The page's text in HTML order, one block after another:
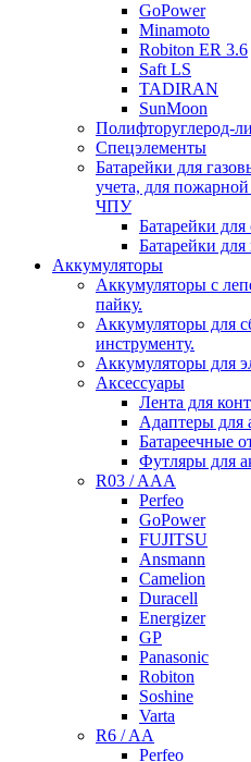
GoPower
Minamoto
Robiton ER 3.6
Saft LS
TADIRAN
SunMoon
Полифторуглерод-
Спецэлементы
Батарейки для
учета, для
ЧПУ
Батарейки
Батарейки для
Аккумуляторы
Аккумуляторы с
пайку.
Аккумуляторы для
инструменту.
Аккумуляторы для
Аксессуары
Лента для
Адаптеры для
Батареечные
Футляры для
R03 / AAA
Perfeo
GoPower
FUJITSU
Ansmann
Camelion
Duracell
Energizer
GP
Panasonic
Robiton
Soshine
Varta
R6 / AA
Perfeo